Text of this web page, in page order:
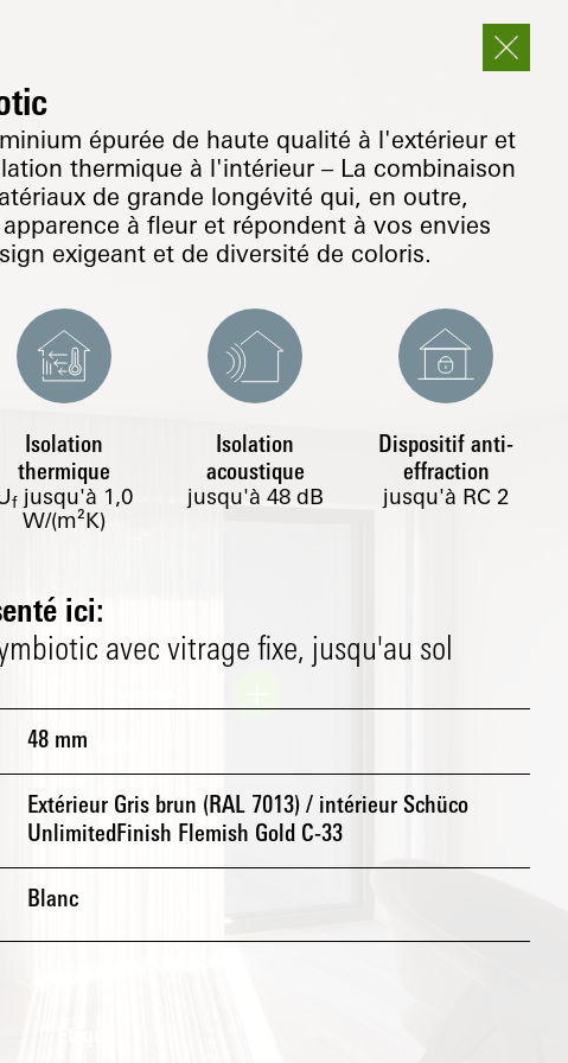
épurée de haute qualité à l'extérieur et
thermique à l'intérieur – La combinaison
de grande longévité qui, en outre,
à fleur et répondent à vos envies
exigeant et de diversité de coloris.
Isolation
thermique
f jusqu'à 1,0
W/(m²K)
Isolation
acoustique
jusqu'à 48 dB
Dispositif anti-
effraction
jusqu'à RC 2
ici:
avec vitrage fixe, jusqu'au sol
48 mm
Extérieur Gris brun (RAL 7013) / intérieur Schüco
UnlimitedFinish Flemish Gold C-33
Blanc